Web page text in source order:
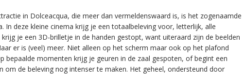
in Dolceacqua, die meer dan vermeldenswaard is, is het zogenaamde
In deze kleine cinema krijg je een totaalbeleving voor, letterlijk, alle
je een 3D-brilletje in de handen gestopt, want uiteraard zijn de beelden
er is (veel) meer. Niet alleen op het scherm maar ook op het plafond
bepaalde momenten krijg je geuren in de zaal gespoten, of begint een
om de beleving nog intenser te maken. Het geheel, ondersteund door